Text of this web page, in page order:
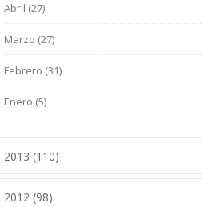
Enero (8)
Abril (27)
Marzo (27)
Febrero (31)
Enero (5)
2013 (110)
Diciembre (21)
2012 (98)